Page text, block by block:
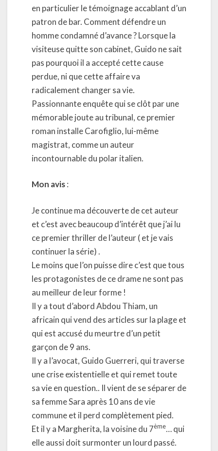
en particulier le témoignage accablant d’un
patron de bar. Comment défendre un
homme condamné d’avance ? Lorsque la
visiteuse quitte son cabinet, Guido ne sait
pas pourquoi il a accepté cette cause
perdue, ni que cette affaire va
radicalement changer sa vie.
Passionnante enquête qui se clôt par une
mémorable joute au tribunal, ce premier
roman installe Carofiglio, lui-même
magistrat, comme un auteur
incontournable du polar italien.
Mon avis:
Je continue ma découverte de cet auteur
et c’est avec beaucoup d’intérêt que j’ai lu
ce premier thriller de l’auteur ( et je vais
continuer la série) .
Le moins que l’on puisse dire c’est que tous
les protagonistes de ce drame ne sont pas
au meilleur de leur forme !
Il y a tout d’abord Abdou Thiam, un
africain qui vend des articles sur la plage et
qui est accusé du meurtre d’un petit
garçon de 9 ans.
Il y a l’avocat, Guido Guerreri, qui traverse
une crise existentielle et qui remet toute
sa vie en question.. Il vient de se séparer de
sa femme Sara après 10 ans de vie
commune et il perd complètement pied.
Et il y a Margherita, la voisine du 7ème… qui
elle aussi doit surmonter un lourd passé.